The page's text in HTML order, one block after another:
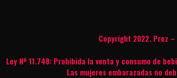
Copyright 2022. Prez
Ley Nº 11.748: Prohibida la venta y consumo de
Las mujeres embarazadas no